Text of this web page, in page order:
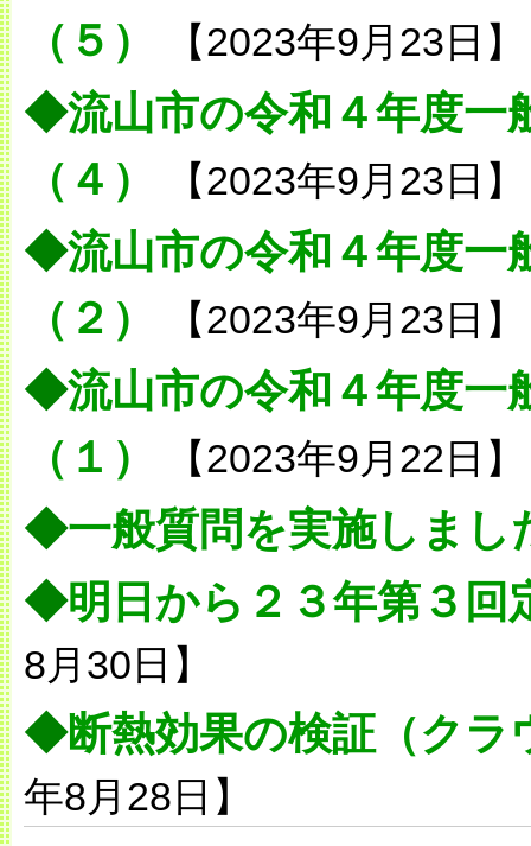
（５）
【2023年9月23日】
◆流山市の令和４年度
（４）
【2023年9月23日】
◆流山市の令和４年度
（２）
【2023年9月23日】
◆流山市の令和４年度
（１）
【2023年9月22日】
◆一般質問を実施しまし
◆明日から２３年第３回
8月30日】
◆断熱効果の検証（ク
年8月28日】